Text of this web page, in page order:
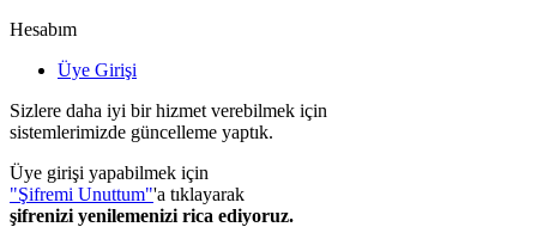
Hesabım
Üye Girişi
Sizlere daha iyi bir hizmet verebilmek için
sistemlerimizde güncelleme yaptık.
Üye girişi yapabilmek için
"Şifremi Unuttum"'a tıklayarak
şifrenizi yenilemenizi rica ediyoruz.